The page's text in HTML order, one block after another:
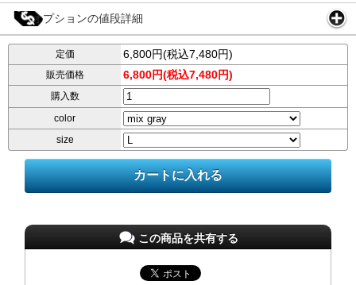
オプションの値段詳細
定価 6,800円(税込7,480円)
販売価格 6,800円(税込7,480円)
購入数
color
size
この商品を共有する